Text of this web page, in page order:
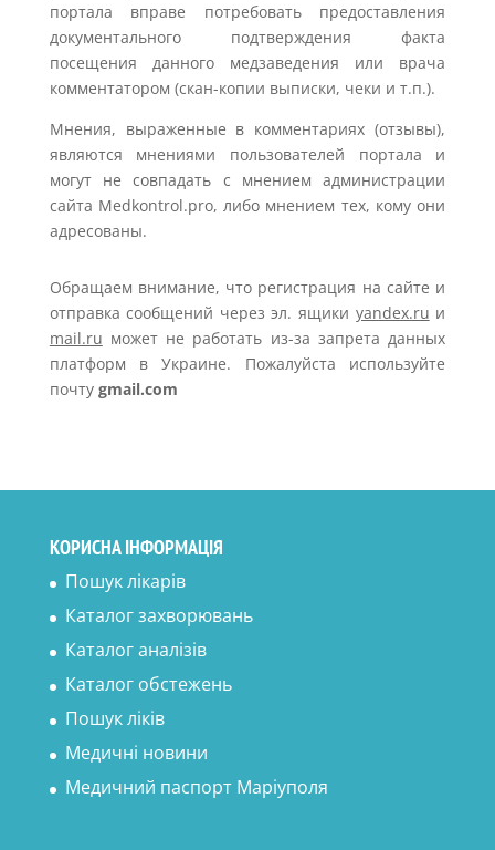
портала вправе потребовать предоставления
документального подтверждения факта
посещения данного медзаведения или врача
комментатором (скан-копии выписки, чеки и т.п.).
Мнения, выраженные в комментариях (отзывы),
являются мнениями пользователей портала и
могут не совпадать с мнением администрации
сайта Medkontrol.pro, либо мнением тех, кому они
адресованы.
Обращаем внимание, что регистрация на сайте и
отправка сообщений через эл. ящики yandex.ru и
mail.ru может не работать из-за запрета данных
платформ в Украине. Пожалуйста используйте
почту gmail.com
КОРИСНА ІНФОРМАЦІЯ
Пошук лікарів
Каталог захворювань
Каталог аналізів
Каталог обстежень
Пошук ліків
Медичні новини
Медичний паспорт Маріуполя